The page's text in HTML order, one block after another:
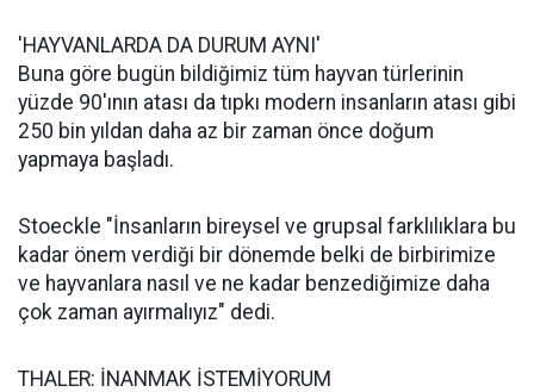
'HAYVANLARDA DA DURUM AYNI'
Buna göre bugün bildiğimiz tüm hayvan türlerinin
yüzde 90'ının atası da tıpkı modern insanların atası gibi
250 bin yıldan daha az bir zaman önce doğum
yapmaya başladı.
Stoeckle "İnsanların bireysel ve grupsal farklılıklara bu
kadar önem verdiği bir dönemde belki de birbirimize
ve hayvanlara nasıl ve ne kadar benzediğimize daha
çok zaman ayırmalıyız" dedi.
THALER: İNANMAK İSTEMİYORUM